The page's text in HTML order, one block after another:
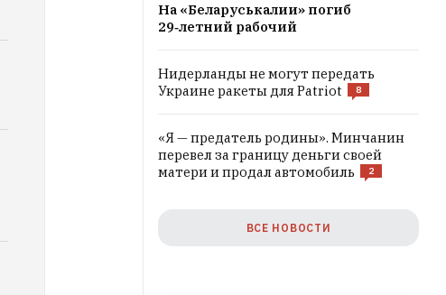
На «Беларуськалии» погиб
29‑летний рабочий
Нидерланды не могут передать
Украине ракеты для Patriot
8
«Я — предатель родины». Минчанин
перевел за границу деньги своей
матери и продал автомобиль
2
ВСЕ НОВОСТИ